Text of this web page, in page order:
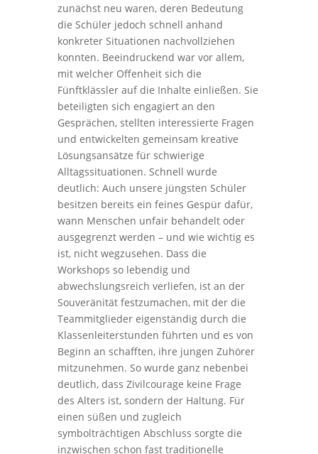
zunächst neu waren, deren Bedeutung
die Schüler jedoch schnell anhand
konkreter Situationen nachvollziehen
konnten. Beeindruckend war vor allem,
mit welcher Offenheit sich die
Fünftklässler auf die Inhalte einließen. Sie
beteiligten sich engagiert an den
Gesprächen, stellten interessierte Fragen
und entwickelten gemeinsam kreative
Lösungsansätze für schwierige
Alltagssituationen. Schnell wurde
deutlich: Auch unsere jüngsten Schüler
besitzen bereits ein feines Gespür dafür,
wann Menschen unfair behandelt oder
ausgegrenzt werden – und wie wichtig es
ist, nicht wegzusehen. Dass die
Workshops so lebendig und
abwechslungsreich verliefen, ist an der
Souveränität festzumachen, mit der die
Teammitglieder eigenständig durch die
Klassenleiterstunden führten und es von
Beginn an schafften, ihre jungen Zuhörer
mitzunehmen. So wurde ganz nebenbei
deutlich, dass Zivilcourage keine Frage
des Alters ist, sondern der Haltung. Für
einen süßen und zugleich
symbolträchtigen Abschluss sorgte die
inzwischen schon fast traditionelle